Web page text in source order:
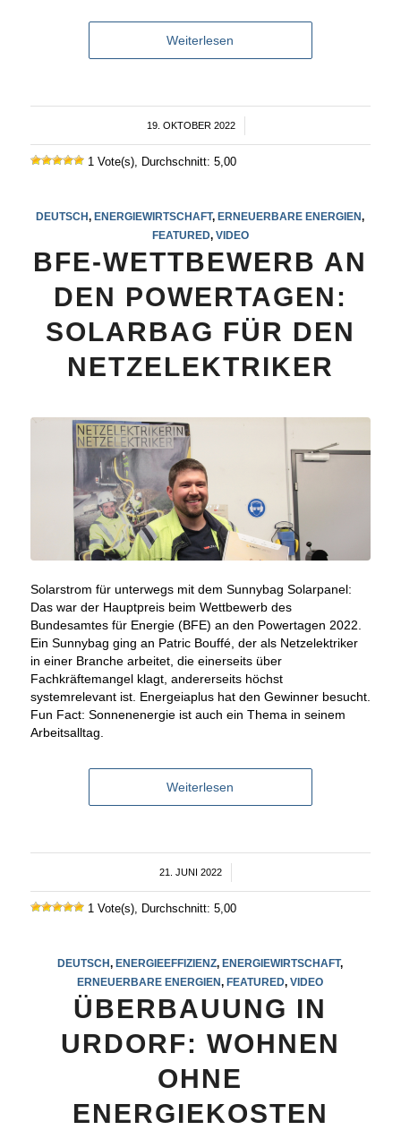
Weiterlesen
19. OKTOBER 2022
/
1 Vote(s), Durchschnitt: 5,00
DEUTSCH, ENERGIEWIRTSCHAFT, ERNEUERBARE ENERGIEN,
FEATURED, VIDEO
BFE-WETTBEWERB AN
DEN POWERTAGEN:
SOLARBAG FÜR DEN
NETZELEKTRIKER
Solarstrom für unterwegs mit dem Sunnybag Solarpanel:
Das war der Hauptpreis beim Wettbewerb des
Bundesamtes für Energie (BFE) an den Powertagen 2022.
Ein Sunnybag ging an Patric Bouffé, der als Netzelektriker
in einer Branche arbeitet, die einerseits über
Fachkräftemangel klagt, andererseits höchst
systemrelevant ist. Energeiaplus hat den Gewinner besucht.
Fun Fact: Sonnenenergie ist auch ein Thema in seinem
Arbeitsalltag.
Weiterlesen
21. JUNI 2022
/
1 Vote(s), Durchschnitt: 5,00
DEUTSCH, ENERGIEEFFIZIENZ, ENERGIEWIRTSCHAFT,
ERNEUERBARE ENERGIEN, FEATURED,VIDEO
ÜBERBAUUNG IN
URDORF: WOHNEN
OHNE
ENERGIEKOSTEN